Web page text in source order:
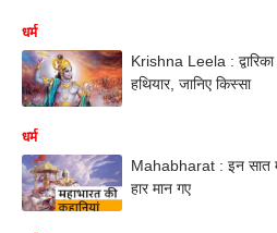
धर्म
Krishna Leela :
हथियार, जानिए किस्सा
धर्म
Mahabharat : इन सात
हार मान गए